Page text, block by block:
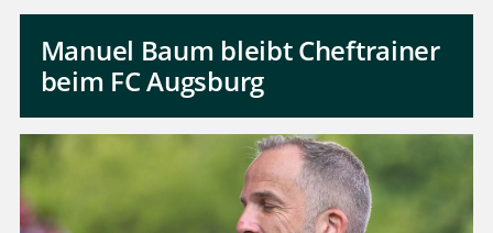
Manuel Baum bleibt Cheftrainer
beim FC Augsburg